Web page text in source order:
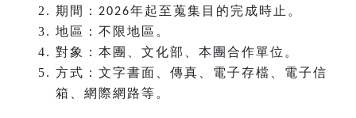
期間： 2026年起至蒐集目的完成時止。
地區：不限地區。
對象：本團、文化部、本團合作單位。
方式：文字書面、傳真、電子存檔、電子信
箱、網際網路等。